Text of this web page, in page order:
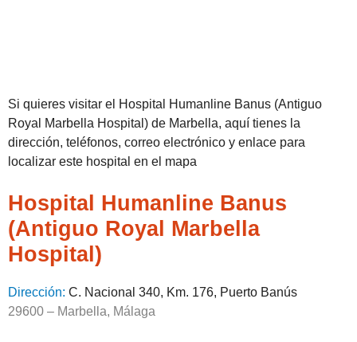
Si quieres visitar el Hospital Humanline Banus (Antiguo
Royal Marbella Hospital) de Marbella, aquí tienes la
dirección, teléfonos, correo electrónico y enlace para
localizar este hospital en el mapa
Hospital Humanline Banus
(Antiguo Royal Marbella
Hospital)
Dirección: C. Nacional 340, Km. 176, Puerto Banús
29600 – Marbella, Málaga